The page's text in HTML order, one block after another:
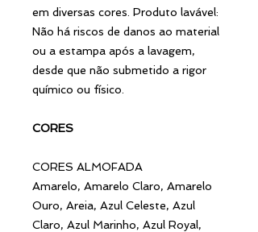
em diversas cores. Produto lavável:
Não há riscos de danos ao material
ou a estampa após a lavagem,
desde que não submetido a rigor
químico ou físico.
CORES
CORES ALMOFADA
Amarelo, Amarelo Claro, Amarelo
Ouro, Areia, Azul Celeste, Azul
Claro, Azul Marinho, Azul Royal,